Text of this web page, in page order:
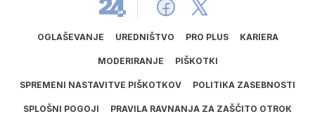
OGLAŠEVANJE UREDNIŠTVO PRO PLUS KARIERA
MODERIRANJE PIŠKOTKI
SPREMENI NASTAVITVE PIŠKOTKOV POLITIKA ZASEBNOSTI
SPLOŠNI POGOJI PRAVILA RAVNANJA ZA ZAŠČITO OTROK